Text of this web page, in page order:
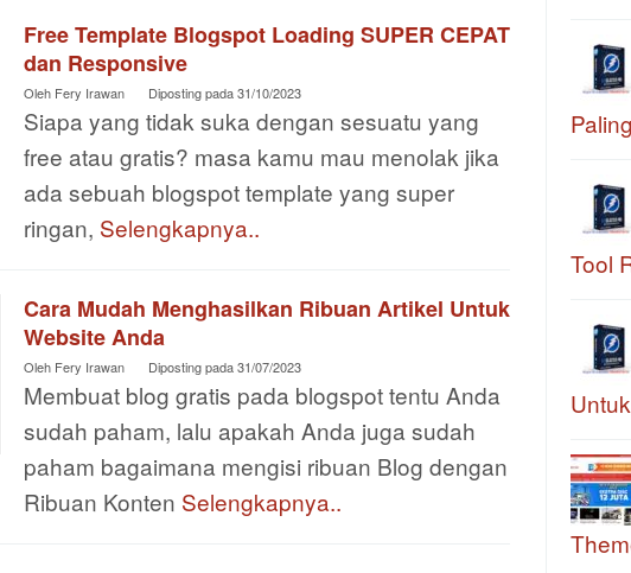
Free Template Blogspot Loading SUPER CEPAT
dan Responsive
Oleh Fery Irawan Diposting pada31/10/2023
Siapa yang tidak suka dengan sesuatu yang
free atau gratis? masa kamu mau menolak jika
ada sebuah blogspot template yang super
ringan, Selengkapnya..
Cara Mudah Menghasilkan Ribuan Artikel Untuk
Website Anda
Oleh Fery Irawan Diposting pada31/07/2023
Membuat blog gratis pada blogspot tentu Anda
sudah paham, lalu apakah Anda juga sudah
paham bagaimana mengisi ribuan Blog dengan
Ribuan Konten Selengkapnya..
Tool